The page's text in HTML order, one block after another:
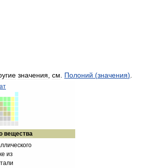
значения см Полоний (значения)
вещества